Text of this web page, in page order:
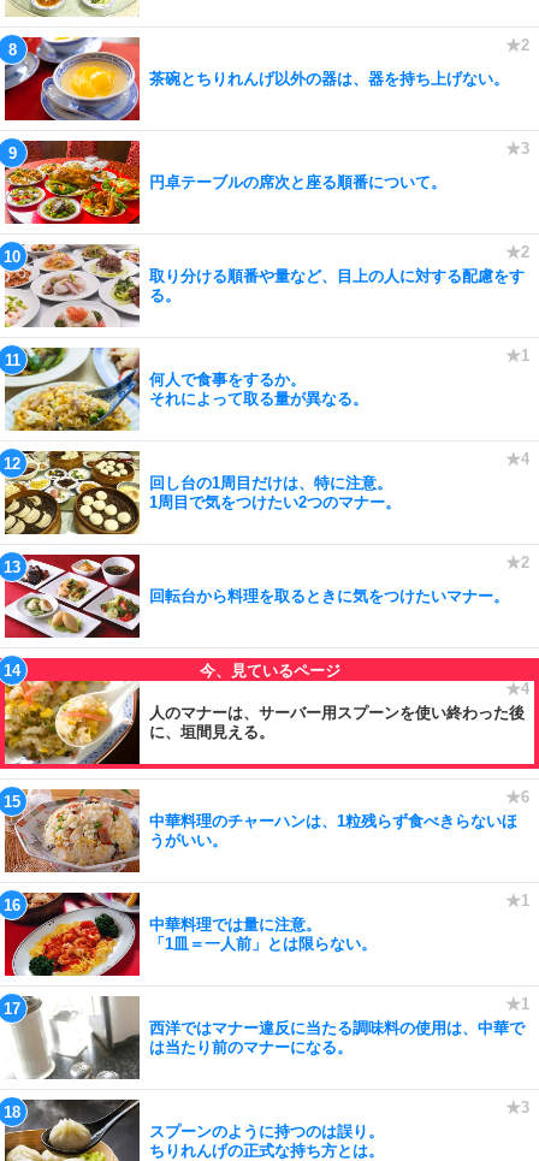
茶碗とちりれんげ以外の器は、器を持ち上げない。
円卓テーブルの席次と座る順番について。
取り分ける順番や量など、目上の人に対する配慮をす
る。
何人で食事をするか。
それによって取る量が異なる。
回し台の1周目だけは、特に注意。
1周目で気をつけたい2つのマナー。
回転台から料理を取るときに気をつけたいマナー。
人のマナーは、サーバー用スプーンを使い終わった後
に、垣間見える。
中華料理のチャーハンは、1粒残らず食べきらないほ
うがいい。
中華料理では量に注意。
「1皿＝一人前」とは限らない。
西洋ではマナー違反に当たる調味料の使用は、中華で
は当たり前のマナーになる。
スプーンのように持つのは誤り。
ちりれんげの正式な持ち方とは。